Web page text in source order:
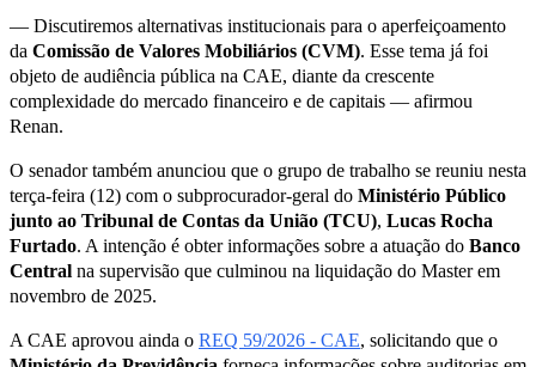
— Discutiremos alternativas institucionais para o aperfeiçoamento
da Comissão de Valores Mobiliários (CVM). Esse tema já foi
objeto de audiência pública na CAE, diante da crescente
complexidade do mercado financeiro e de capitais — afirmou
Renan.
O senador também anunciou que o grupo de trabalho se reuniu nesta
terça-feira (12) com o subprocurador-geral do Ministério Público
junto ao Tribunal de Contas da União (TCU), Lucas Rocha
Furtado. A intenção é obter informações sobre a atuação do Banco
Central na supervisão que culminou na liquidação do Master em
novembro de 2025.
A CAE aprovou ainda o REQ 59/2026 - CAE, solicitando que o